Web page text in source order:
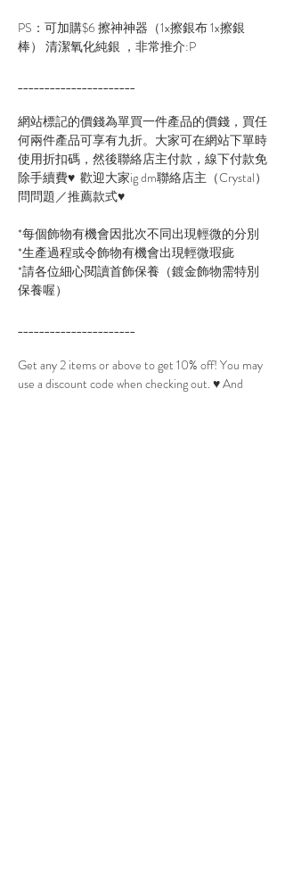
PS：可加購$6 擦神神器（1x擦銀布 1x擦銀
棒） 清潔氧化純銀 ，非常推介:P
______________________
網站標記的價錢為單買一件產品的價錢，買任
何兩件產品可享有九折。大家可在網站下單時
使用折扣碼，然後聯絡店主付款，線下付款免
除手續費♥ 歡迎大家ig dm聯絡店主（Crystal）
問問題／推薦款式♥
*每個飾物有機會因批次不同出現輕微的分別
*生產過程或令飾物有機會出現輕微瑕疵
*請各位細心閱讀首飾保養（鍍金飾物需特別
保養喔）
______________________
Get any 2 items or above to get 10% off! You may
use a discount code when checking out. ♥ And